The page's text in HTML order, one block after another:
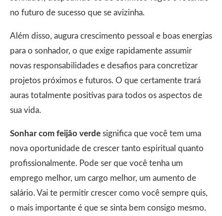
no futuro de sucesso que se avizinha.
Além disso, augura crescimento pessoal e boas energias
para o sonhador, o que exige rapidamente assumir
novas responsabilidades e desafios para concretizar
projetos próximos e futuros. O que certamente trará
auras totalmente positivas para todos os aspectos de
sua vida.
Sonhar com feijão verde significa que você tem uma
nova oportunidade de crescer tanto espiritual quanto
profissionalmente. Pode ser que você tenha um
emprego melhor, um cargo melhor, um aumento de
salário. Vai te permitir crescer como você sempre quis,
o mais importante é que se sinta bem consigo mesmo.